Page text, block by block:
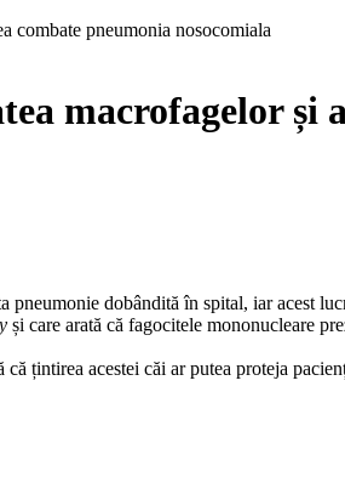
combate pneumonia nosocomiala
macrofagelor și
dobândită în spital, iar acest
și care arată că fagocitele mononucleare
țintirea acestei căi ar putea proteja